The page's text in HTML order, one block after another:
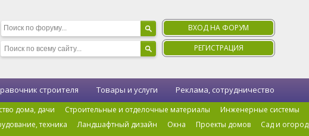
ВХОД НА ФОРУМ
РЕГИСТРАЦИЯ
дома, дачи Строительные и отделочные материалы Инженерные системы
техника Ландшафтный дизайн Окна Проекты домов Сад и огород
строителя Товары и услуги Реклама, сотрудничество